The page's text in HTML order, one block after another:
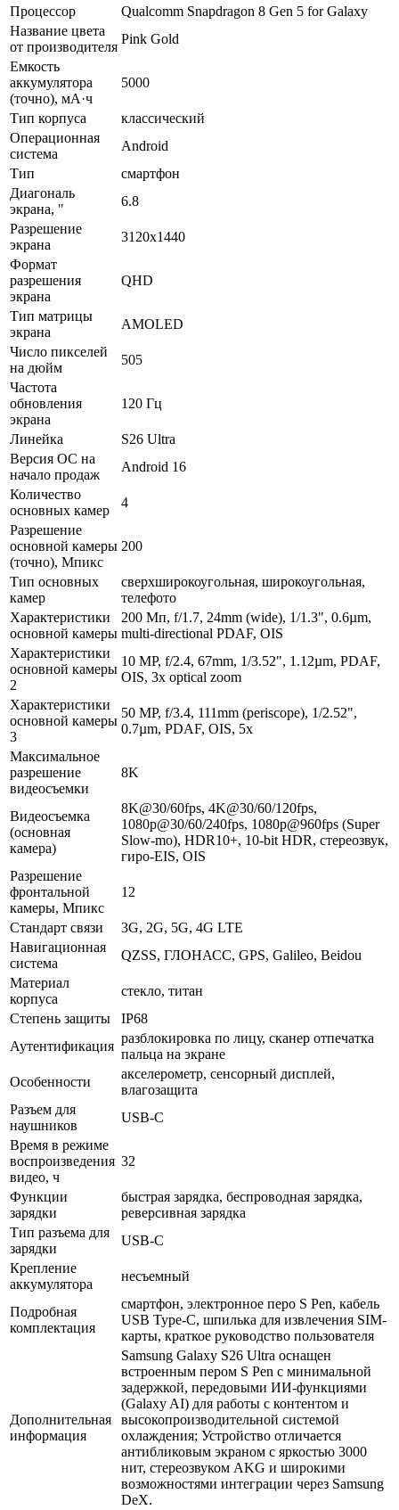
Процессор
Qualcomm Snapdragon 8 Gen 5 for Galaxy
Название цвета
от производителя
Pink Gold
Емкость
аккумулятора
(точно), мА·ч
5000
Тип корпуса
классический
Операционная
система
Android
Тип
смартфон
Диагональ
экрана, "
6.8
Разрешение
экрана
3120x1440
Формат
разрешения
экрана
QHD
Тип матрицы
экрана
AMOLED
Число пикселей
на дюйм
505
Частота
обновления
экрана
120 Гц
Линейка
S26 Ultra
Версия ОС на
начало продаж
Android 16
Количество
основных камер
4
Разрешение
основной камеры
(точно), Мпикс
200
Тип основных
камер
сверхширокоугольная, широкоугольная,
телефото
Характеристики
основной камеры
200 Мп, f/1.7, 24mm (wide), 1/1.3", 0.6µm,
multi-directional PDAF, OIS
Характеристики
основной камеры
2
10 MP, f/2.4, 67mm, 1/3.52", 1.12µm, PDAF,
OIS, 3x optical zoom
Характеристики
основной камеры
3
50 MP, f/3.4, 111mm (periscope), 1/2.52",
0.7µm, PDAF, OIS, 5x
Максимальное
разрешение
видеосъемки
8K
Видеосъемка
(основная
камера)
8K@30/60fps, 4K@30/60/120fps,
1080p@30/60/240fps, 1080p@960fps (Super
Slow-mo), HDR10+, 10-bit HDR, стереозвук,
гиро-EIS, OIS
Разрешение
фронтальной
камеры, Мпикс
12
Стандарт связи
3G, 2G, 5G, 4G LTE
Навигационная
система
QZSS, ГЛОНАСС, GPS, Galileo, Beidou
Материал
корпуса
стекло, титан
Степень защиты
IP68
Аутентификация
разблокировка по лицу, сканер отпечатка
пальца на экране
Особенности
акселерометр, сенсорный дисплей,
влагозащита
Разъем для
наушников
USB-C
Время в режиме
воспроизведения
видео, ч
32
Функции
зарядки
быстрая зарядка, беспроводная зарядка,
реверсивная зарядка
Тип разъема для
зарядки
USB-C
Крепление
аккумулятора
несъемный
Подробная
комплектация
смартфон, электронное перо S Pen, кабель
USB Type-C, шпилька для извлечения SIM-
карты, краткое руководство пользователя
Дополнительная
информация
Samsung Galaxy S26 Ultra оснащен
встроенным пером S Pen с минимальной
задержкой, передовыми ИИ-функциями
(Galaxy AI) для работы с контентом и
высокопроизводительной системой
охлаждения; Устройство отличается
антибликовым экраном с яркостью 3000
нит, стереозвуком AKG и широкими
возможностями интеграции через Samsung
DeX.